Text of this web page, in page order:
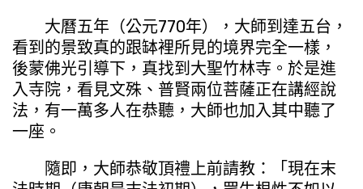
大曆五年（公元770年），大師到達五台，
看到的景致真的跟缽裡所見的境界完全一樣，
後蒙佛光引導下，真找到大聖竹林寺。於是進
入寺院，看見文殊、普賢兩位菩薩正在講經說
法，有一萬多人在恭聽，大師也加入其中聽了
一座。
隨即，大師恭敬頂禮上前請教：「現在末